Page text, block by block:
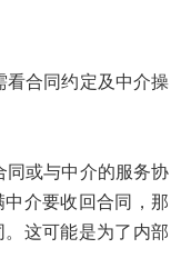
合同约定及中介操
或与中介的服务协
介要收回合同，那
这可能是为了内部